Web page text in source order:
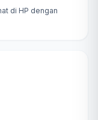
di HP dengan